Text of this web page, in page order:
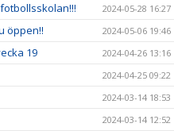
2024-05-28 16:27
öppen!! 2024-05-06 19:46
19 2024-04-26 13:16
2024-04-25 09:22
2024-03-14 18:53
2024-03-14 12:52